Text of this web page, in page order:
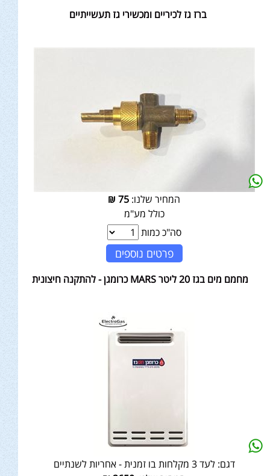
ברז גז לכיריים ומכשירי גז תעשייתיים
המחיר שלנו: 75
₪
כולל מע"מ
סה"כ כמות
פרטים נוספים
מחמם מים בגז 20 ליטר MARS כרומגן - להתקנה חיצונית
דגם: לעד 3 מקלחות בו זמנית - אחריות לשנתיים